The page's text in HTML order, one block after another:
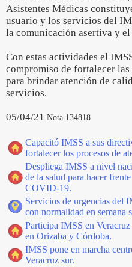
Asistentes Médicas
usuario y los servicios del
la comunicación asertiva y el
Con estas actividades el
compromiso de fortalecer
para brindar atención de
servicios.
05/04/21 Nota 134818
Capacitó IMSS a sus
fortalecer los procesos de
Despliega IMSS a nivel
de la salud para hacer
COVID-19.
Servicios de urgencias del
con normalidad en semana
Participa IMSS en
en Orizaba y Córdoba.
IMSS pone en marcha
Veracruz sur.